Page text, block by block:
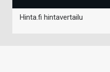
Hinta.fi hintavertailu